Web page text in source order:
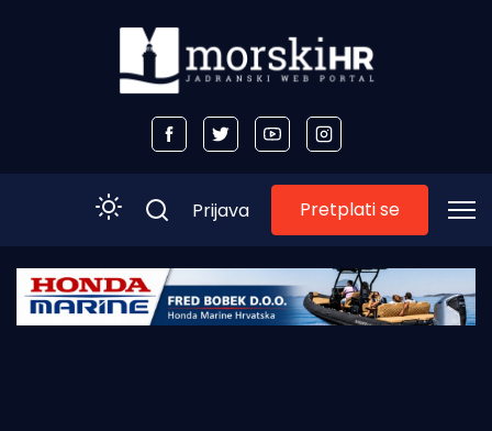
Početna
Prijava Pretplati se